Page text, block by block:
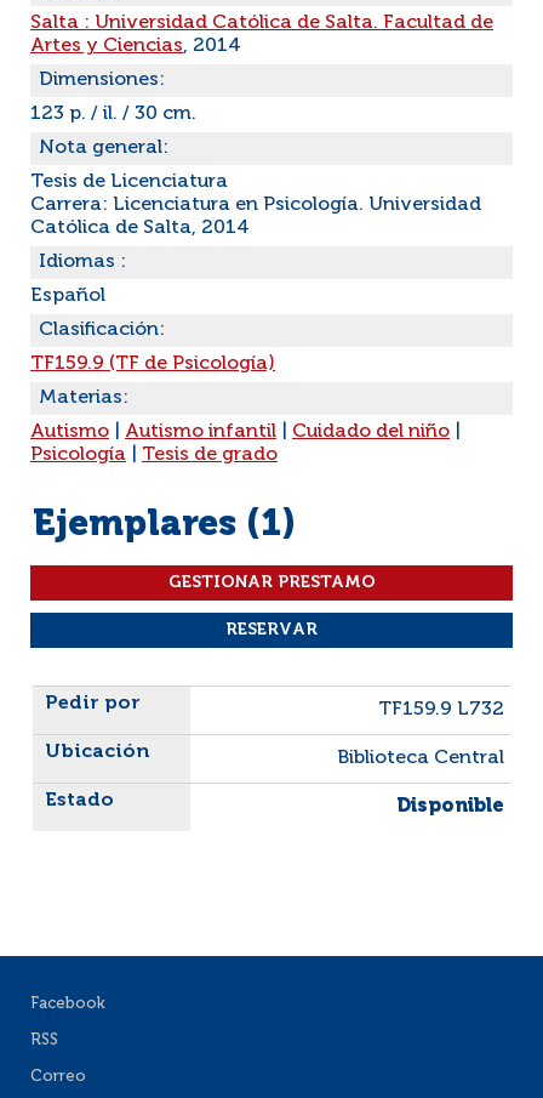
Salta : Universidad Católica de Salta. Facultad de
Artes y Ciencias, 2014
Dimensiones:
123 p. / il. / 30 cm.
Nota general:
Tesis de Licenciatura
Carrera: Licenciatura en Psicología. Universidad
Católica de Salta, 2014
Idiomas :
Español
Clasificación:
TF159.9 (TF de Psicología)
Materias:
Autismo
Autismo infantil Cuidado del niño
Psicología
Tesis de grado
Ejemplares (1)
Liste des exemplaires
TF159.9 L732
Biblioteca Central
Disponible
Facebook
RSS
Correo